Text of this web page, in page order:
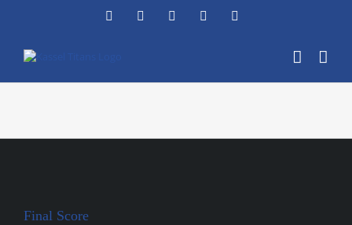
FacebookInstagramYouTubeFlickr
Final Score